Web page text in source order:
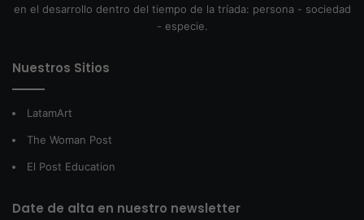
en el desarrollo dentro del tiempo de la tríada: persona - sociedad
- especie.
Nuestros Sitios
LatamArt
The Woman Post
El Post Education
Date de alta en nuestro newsletter